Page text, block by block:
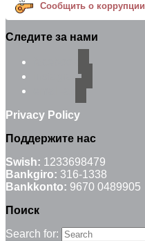
Сообщить о коррупции
Следите за нами
instagram
Privacy Policy
Поддержите нас
Swish: 1233698479
Bankgiro: 316-1338
Bankkonto: 9670 0489905
Поиск
Search for: